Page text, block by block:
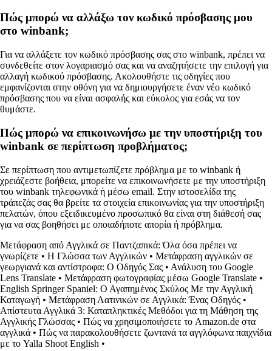
Πώς μπορώ να αλλάξω τον κωδικό πρόσβασης μου
στο winbank;
Για να αλλάξετε τον κωδικό πρόσβασης σας στο winbank, πρέπει να
συνδεθείτε στον λογαριασμό σας και να αναζητήσετε την επιλογή για
αλλαγή κωδικού πρόσβασης. Ακολουθήστε τις οδηγίες που
εμφανίζονται στην οθόνη για να δημιουργήσετε έναν νέο κωδικό
πρόσβασης που να είναι ασφαλής και εύκολος για εσάς να τον
θυμάστε.
Πώς μπορώ να επικοινωνήσω με την υποστήριξη του
winbank σε περίπτωση προβλήματος;
Σε περίπτωση που αντιμετωπίζετε πρόβλημα με το winbank ή
χρειάζεστε βοήθεια, μπορείτε να επικοινωνήσετε με την υποστήριξη
του winbank τηλεφωνικά ή μέσω email. Στην ιστοσελίδα της
τράπεζάς σας θα βρείτε τα στοιχεία επικοινωνίας για την υποστήριξη
πελατών, όπου εξειδικευμένο προσωπικό θα είναι στη διάθεσή σας
για να σας βοηθήσει με οποιαδήποτε απορία ή πρόβλημα.
Μετάφραση από Αγγλικά σε Παντζαπικά: Όλα όσα πρέπει να
γνωρίζετε • Η Γλώσσα των Αγγλικών • Μετάφραση αγγλικών σε
γεωργιανά και αντίστροφα: Ο Οδηγός Σας • Ανάλυση του Google
Lens Translate • Μετάφραση φωτογραφίας μέσω Google Translate •
English Springer Spaniel: Ο Αγαπημένος Σκύλος Με την Αγγλική
Καταγωγή • Μετάφραση Λατινικών σε Αγγλικά: Ένας Οδηγός •
Απίστευτα Αγγλικά 3: Καταπληκτικές Μεθόδοι για τη Μάθηση της
Αγγλικής Γλώσσας • Πώς να χρησιμοποιήσετε το Amazon.de στα
αγγλικά • Πώς να παρακολουθήσετε ζωντανά τα αγγλόφωνα παιχνίδια
με το Yalla Shoot English •